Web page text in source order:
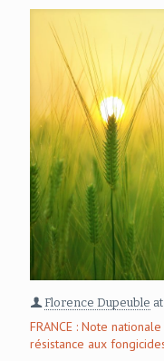
Florence Dupeuble at
FRANCE : Note
résistance aux